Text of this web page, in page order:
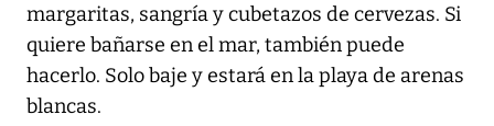
margaritas, sangría y cubetazos de cervezas. Si
quiere bañarse en el mar, también puede
hacerlo. Solo baje y estará en la playa de arenas
blancas.